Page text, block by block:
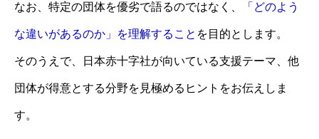
なお、特定の団体を優劣で語るのではなく、 「どのよう
な違いがあるのか」を理解すること を目的とします。
そのうえで、日本赤十字社が向いている支援テーマ、他
団体が得意とする分野を見極めるヒントをお伝えしま
す。